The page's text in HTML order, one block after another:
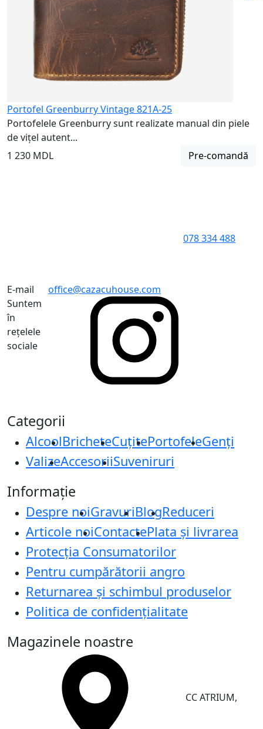
Portofel Greenburry Vintage 821A-25
Portofelele Greenburry sunt realizate manual din piele
de vițel autent...
1 230 MDL
Pre-comandă
078 334 488
E-mail
office@cazacuhouse.com
Suntem
în
rețelele
sociale
Categorii
AlcoolBricheteCuțitePortofeleGenți
ValizeAccesoriiSuveniruri
Informație
Despre noiGravuriBlogReduceri
Articole noiContactePlata și livrarea
Protecţia Consumatorilor
Pentru cumpărătorii angro
Returnarea și schimbul produselor
Politica de confidențialitate
Magazinele noastre
CC ATRIUM,